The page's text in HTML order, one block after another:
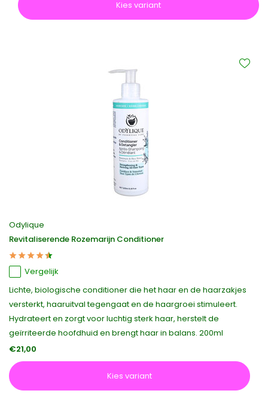
Kies variant
Odylique
Revitaliserende Rozemarijn Conditioner
Vergelijk
Lichte, biologische conditioner die het haar en de haarzakjes
versterkt, haaruitval tegengaat en de haargroei stimuleert.
Hydrateert en zorgt voor luchtig sterk haar, herstelt de
geïrriteerde hoofdhuid en brengt haar in balans. 200ml
€21,00
Kies variant